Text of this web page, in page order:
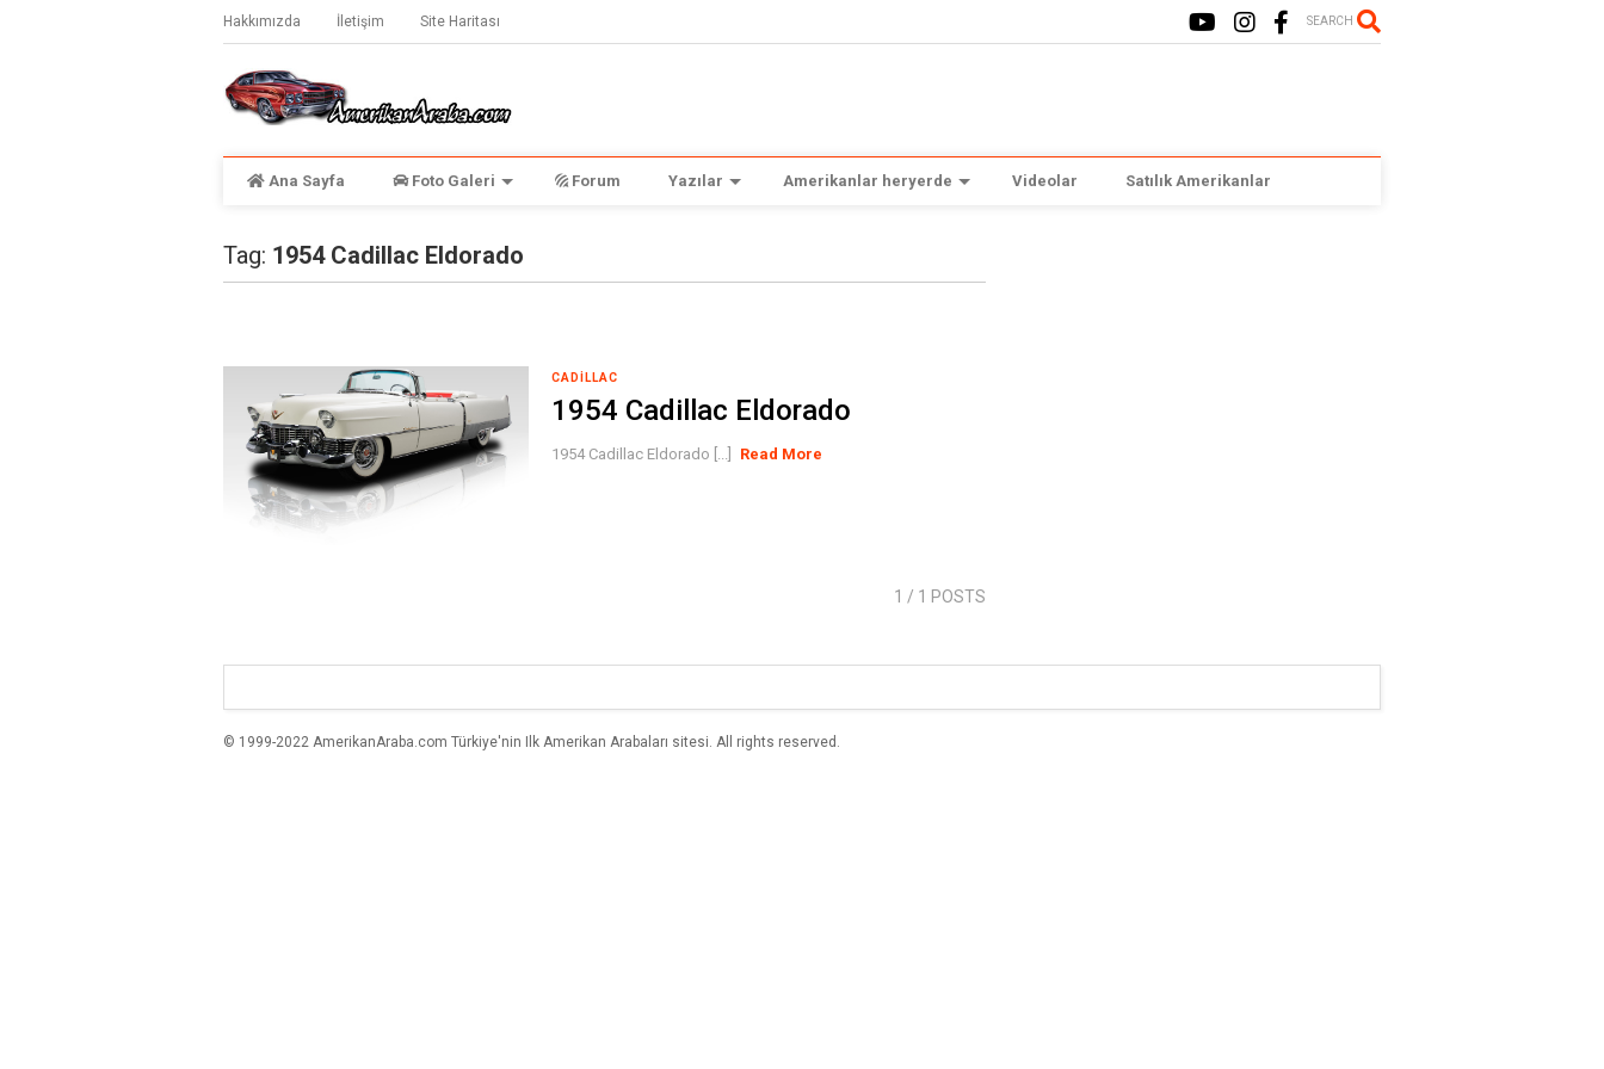
Hakkımızda İletişim Site Haritası SEARCH
Ana Sayfa Foto Galeri Forum Yazılar Amerikanlar heryerde Videolar Satılık Amerikanlar
Tag: 1954 Cadillac Eldorado
CADILLAC
1954 Cadillac Eldorado
1954 Cadillac Eldorado [...] Read More
1 / 1 POSTS
© 1999-2022 AmerikanAraba.com Türkiye'nin Ilk Amerikan Arabaları sitesi. All rights reserved.